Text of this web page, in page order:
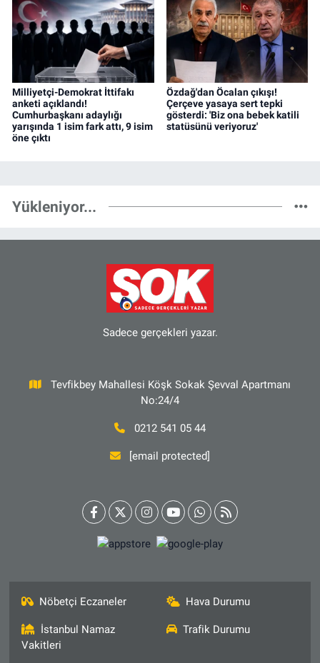
Milliyetçi-Demokrat İttifakı
anketi açıklandı!
Cumhurbaşkanı adaylığı
yarışında 1 isim fark attı, 9 isim
öne çıktı
Özdağ'dan Öcalan çıkışı!
Çerçeve yasaya sert tepki
gösterdi: 'Biz ona bebek katili
statüsünü veriyoruz'
Yükleniyor...
Sadece gerçekleri yazar.
Tevfikbey Mahallesi Köşk Sokak Şevval Apartmanı
No:24/4
0212 541 05 44
[email protected]
Nöbetçi Eczaneler Hava Durumu
İstanbul Namaz
Vakitleri
Trafik Durumu